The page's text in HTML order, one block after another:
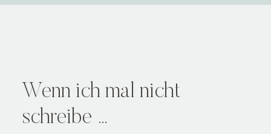
Wenn ich mal nicht
schreibe …